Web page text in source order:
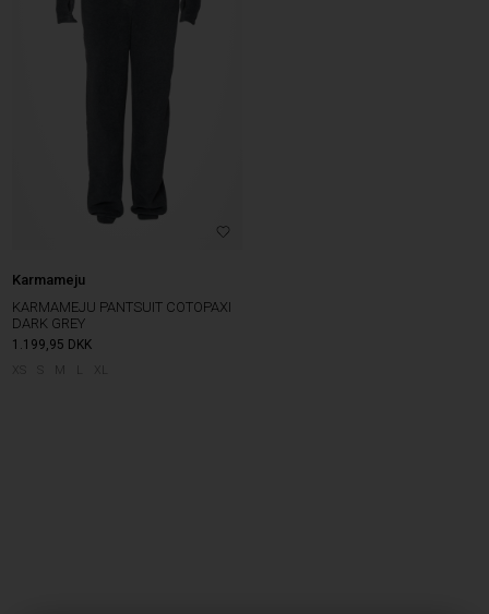
Karmameju
KARMAMEJU PANTSUIT COTOPAXI
DARK GREY
1.199,95 DKK
M